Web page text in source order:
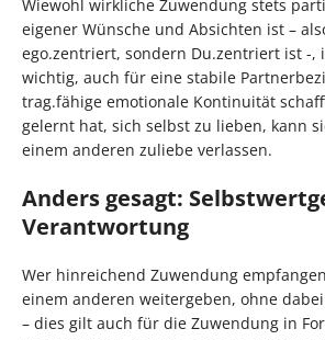
Wiewohl wirkliche Zuwendung stets
eigener Wünsche und Absichten ist –
ego.zentriert, sondern Du.zentriert ist -,
wichtig, auch für eine stabile
trag.fähige emotionale Kontinuität
gelernt hat, sich selbst zu lieben, kann
einem anderen zuliebe verlassen.
Anders gesagt:
Verantwortung
Wer hinreichend Zuwendung
einem anderen weitergeben, ohne
– dies gilt auch für die Zuwendung in